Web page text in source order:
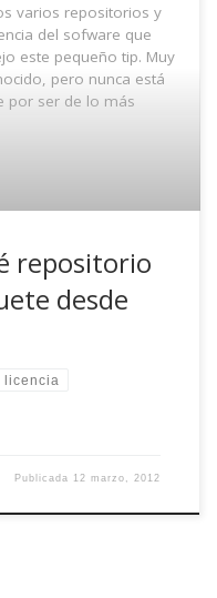
varios repositorios y
del sofware que
este pequeño tip. Muy
pero nunca está
por ser de lo más
repositorio
desde
licencia
Publicada 12 marzo, 2012